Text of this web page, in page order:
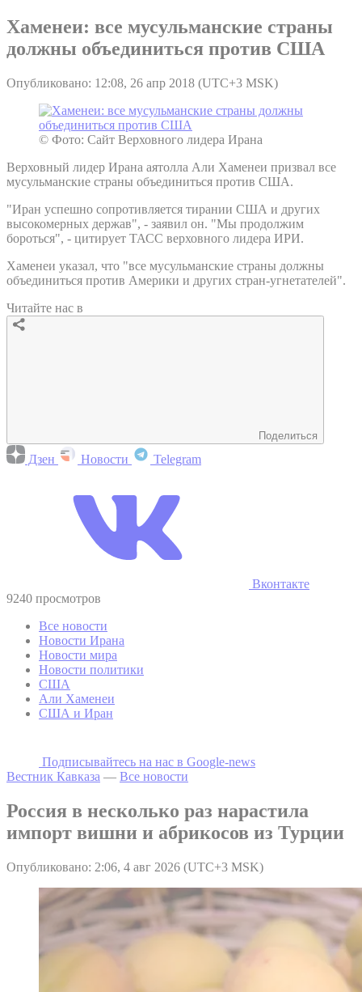
Хаменеи: все мусульманские страны
должны объединиться против США
Опубликовано: 12:08, 26 апр 2018 (UTC+3 MSK)
© Фото: Сайт Верховного лидера Ирана
Верховный лидер Ирана аятолла Али Хаменеи призвал все
мусульманские страны объединиться против США.
"Иран успешно сопротивляется тирании США и других
высокомерных держав", - заявил он. "Мы продолжим
бороться", - цитирует ТАСС верховного лидера ИРИ.
Хаменеи указал, что "все мусульманские страны должны
объединиться против Америки и других стран-угнетателей".
Читайте нас в
Поделиться
Дзен Новости Telegram
Вконтакте
9240 просмотров
Все новости
Новости Ирана
Новости мира
Новости политики
США
Али Хаменеи
США и Иран
Подписывайтесь на наc в Google-news
Вестник Кавказа — Все новости
Россия в несколько раз нарастила
импорт вишни и абрикосов из Турции
Опубликовано: 2:06, 4 авг 2026 (UTC+3 MSK)